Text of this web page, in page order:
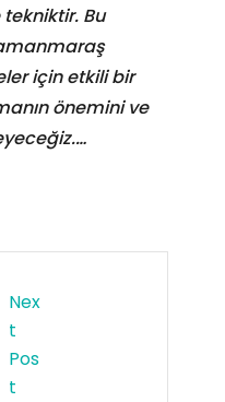
Bu
için etkili bir
önemini ve
Nex
T
Pos
T